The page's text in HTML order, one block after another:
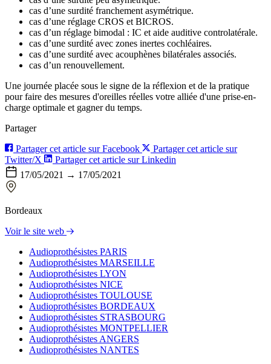
cas d’une surdité franchement asymétrique.
cas d’une réglage CROS et BICROS.
cas d’un réglage bimodal : IC et aide auditive controlatérale.
cas d’une surdité avec zones inertes cochléaires.
cas d’une surdité avec acouphènes bilatérales associés.
cas d’un renouvellement.
Une journée placée sous le signe de la réflexion et de la pratique
pour faire des mesures d'oreilles réelles votre alliée d'une prise-en-
charge optimale et gagner du temps.
Partager
Partager cet article sur Facebook
Partager cet article sur
Twitter/X
Partager cet article sur Linkedin
17/05/2021 → 17/05/2021
Bordeaux
Voir le site web
Audioprothésistes PARIS
Audioprothésistes MARSEILLE
Audioprothésistes LYON
Audioprothésistes NICE
Audioprothésistes TOULOUSE
Audioprothésistes BORDEAUX
Audioprothésistes STRASBOURG
Audioprothésistes MONTPELLIER
Audioprothésistes ANGERS
Audioprothésistes NANTES